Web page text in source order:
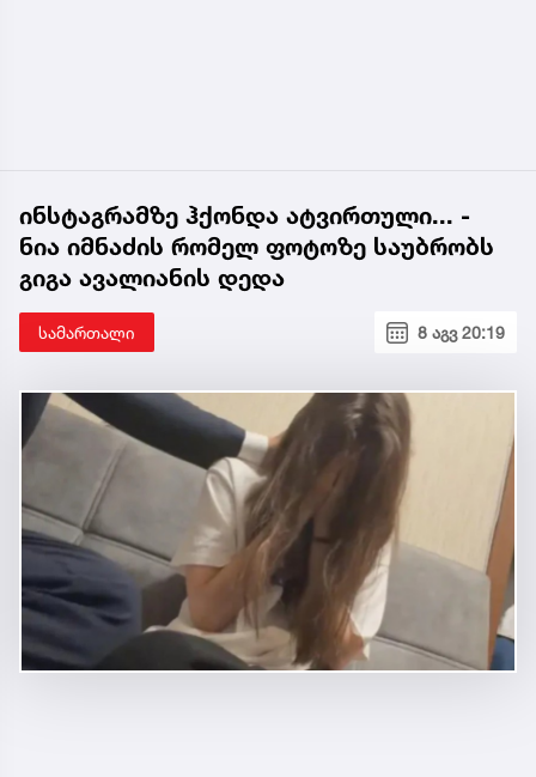
ინსტაგრამზე ჰქონდა ატვირთული... -
ნია იმნაძის რომელ ფოტოზე საუბრობს
გიგა ავალიანის დედა
სამართალი 8 აგვ 20:19